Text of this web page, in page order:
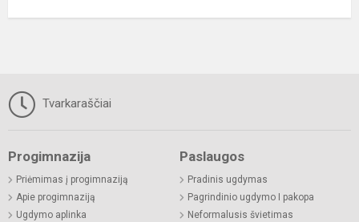
Tvarkaraščiai
Progimnazija
Priėmimas į progimnaziją
Apie progimnaziją
Ugdymo aplinka
Paslaugos
Pradinis ugdymas
Pagrindinio ugdymo I pakopa
Neformalusis švietimas